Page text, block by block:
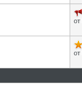
от
от